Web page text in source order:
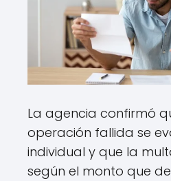
La agencia confirmó
operación fallida se
individual y que la
según el monto que